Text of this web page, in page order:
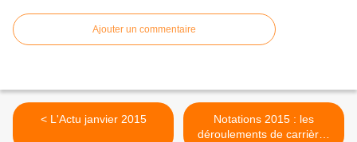
Ajouter un commentaire
< L'Actu janvier 2015
Notations 2015 : les
déroulements de carrières